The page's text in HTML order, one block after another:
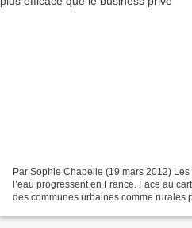
Par Sophie Chapelle (19 mars 2012)
l’eau progressent en France. Face au
des communes urbaines comme rurales